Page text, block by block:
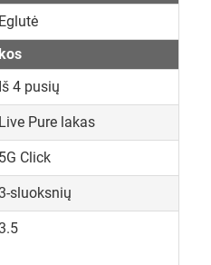
Eglutė
Iš 4 pusių
Live Pure lakas
5G Click
sluoksnių